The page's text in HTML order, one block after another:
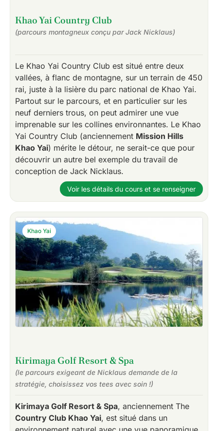
Khao Yai Country Club
(parcours montagneux conçu par Jack Nicklaus)
Le Khao Yai Country Club est situé entre deux
vallées, à flanc de montagne, sur un terrain de 450
rai, juste à la lisière du parc national de Khao Yai.
Partout sur le parcours, et en particulier sur les
neuf derniers trous, on peut admirer une vue
imprenable sur les collines environnantes. Le Khao
Yai Country Club (anciennement Mission Hills
Khao Yai) mérite le détour, ne serait-ce que pour
découvrir un autre bel exemple du travail de
conception de Jack Nicklaus.
Voir les détails du cours et se renseigner
Kirimaya Golf Resort & Spa
(le parcours exigeant de Nicklaus demande de la
stratégie, choisissez vos tees avec soin !)
Kirimaya Golf Resort & Spa, anciennement The
Country Club Khao Yai, est situé dans un
Khao Yai